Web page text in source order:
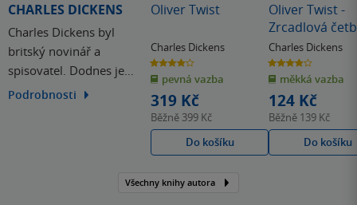
CHARLES DICKENS
Charles Dickens byl
britský novinář a
spisovatel. Dodnes je
nejoblíbenějším
poloviny 19. století. Na
Podrobnosti
Oliver Twist
Charles Dickens
3.9
z
5
hvězdiček
pevná vazba
319 Kč
Běžně 399 Kč
Do košíku
Oliver Twist -
Zrcadlová
(A1-A2)
Charles Dickens
3.9
z
5
hvězdiček
měkká vazba
124 Kč
Běžně 139 Kč
Do košíku
Všechny knihy autora